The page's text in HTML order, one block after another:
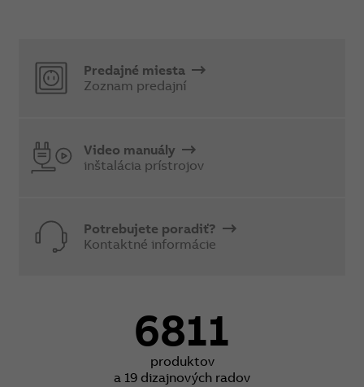
Predajné miesta
Zoznam predajní
Video manuály
inštalácia prístrojov
Potrebujete poradiť?
Kontaktné informácie
6811
produktov
a 19 dizajnových radov